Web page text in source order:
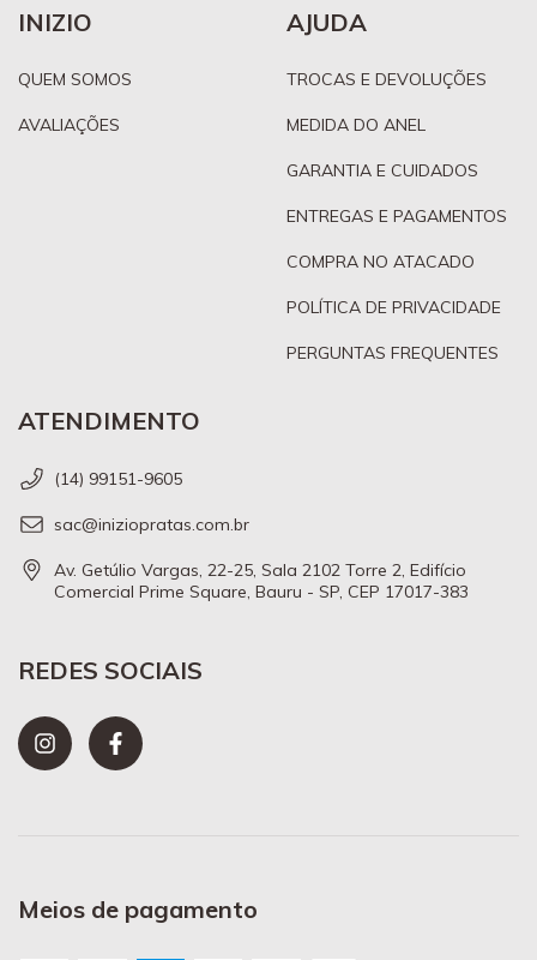
INIZIO
QUEM SOMOS
AVALIAÇÕES
AJUDA
TROCAS E DEVOLUÇÕES
MEDIDA DO ANEL
GARANTIA E CUIDADOS
ENTREGAS E PAGAMENTOS
COMPRA NO ATACADO
POLÍTICA DE PRIVACIDADE
PERGUNTAS FREQUENTES
ATENDIMENTO
(14) 99151-9605
sac@iniziopratas.com.br
Av. Getúlio Vargas, 22-25, Sala 2102 Torre 2, Edifício
Comercial Prime Square, Bauru - SP, CEP 17017-383
REDES SOCIAIS
Meios de pagamento